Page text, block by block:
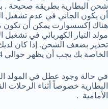
شحن البطارية بطريقة صحيحة .
أن يكون الجاني في عدم تشغيل
هناك إكسسوارت يمكن أن
مولد التيار الكهربائي في
تحذير بضعف الشحن. إذا كان
الخاصة بك يجب أن يظهر حوالي 14 فولت .
في حالة وجود عطل في المولد
البطارية خصوصاً أثناء الرحلات
الأمامية .